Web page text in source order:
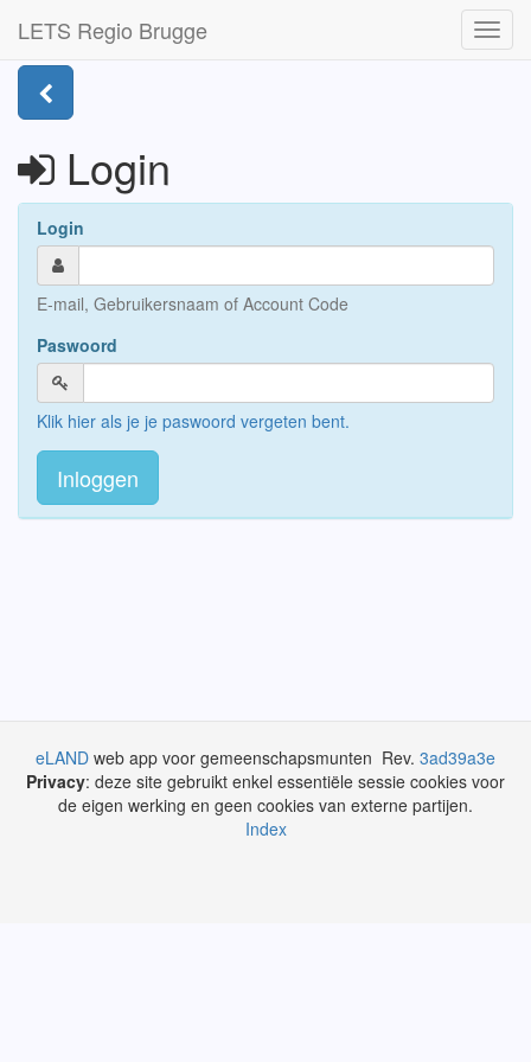
LETS Regio Brugge
Login
Login
E-mail, Gebruikersnaam of Account Code
Paswoord
Klik hier als je je paswoord vergeten bent.
Inloggen
eLAND web app voor gemeenschapsmunten Rev. 3ad39a3e
Privacy: deze site gebruikt enkel essentiële sessie cookies voor
de eigen werking en geen cookies van externe partijen.
Index